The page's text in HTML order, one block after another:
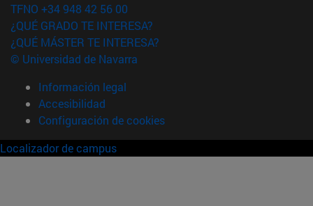
TFNO +34 948 42 56 00
¿QUÉ GRADO TE INTERESA?
¿QUÉ MÁSTER TE INTERESA?
© Universidad de Navarra
Información legal
Accesibilidad
Configuración de cookies
Localizador de campus